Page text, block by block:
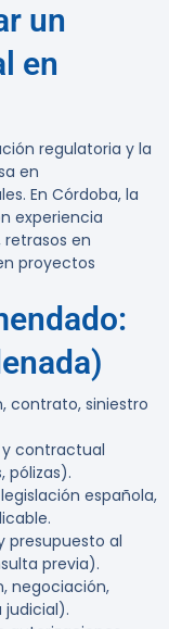
un
en
regulatoria y la
en
En Córdoba, la
experiencia
en
proyectos
contrato, siniestro
contractual
pólizas).
española,
presupuesto al
previa).
negociación,